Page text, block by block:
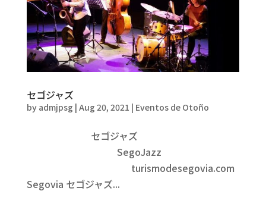
セゴジャズ
by admjpsg | Aug 20, 2021 | Eventos de Otoño
セゴジャズ
SegoJazz
turismodesegovia.com
Segovia セゴジャズ...